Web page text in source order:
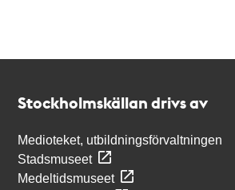
Stockholmskällan drivs av
Medioteket, utbildningsförvaltningen
Stadsmuseet
Medeltidsmuseet